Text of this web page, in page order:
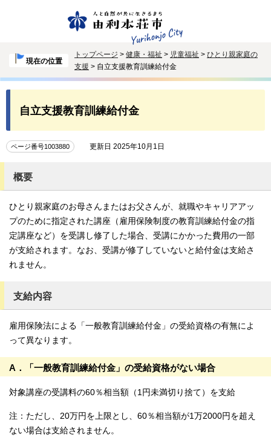
現在の位置
トップページ > 健康・福祉 > 児童福祉 > ひとり親家庭の
支援 > 自立支援教育訓練給付金
自立支援教育訓練給付金
ページ番号1003880 更新日 2025年10月1日
概要
ひとり親家庭のお母さんまたはお父さんが、就職やキャリアアッ
プのために指定された講座（雇用保険制度の教育訓練給付金の指
定講座など）を受講し修了した場合、受講にかかった費用の一部
が支給されます。なお、受講が修了していないと給付金は支給さ
れません。
支給内容
雇用保険法による「一般教育訓練給付金」の受給資格の有無によ
って異なります。
A．「一般教育訓練給付金」の受給資格がない場合
対象講座の受講料の60％相当額（1円未満切り捨て）を支給
注：ただし、20万円を上限とし、60％相当額が1万2000円を超え
ない場合は支給されません。